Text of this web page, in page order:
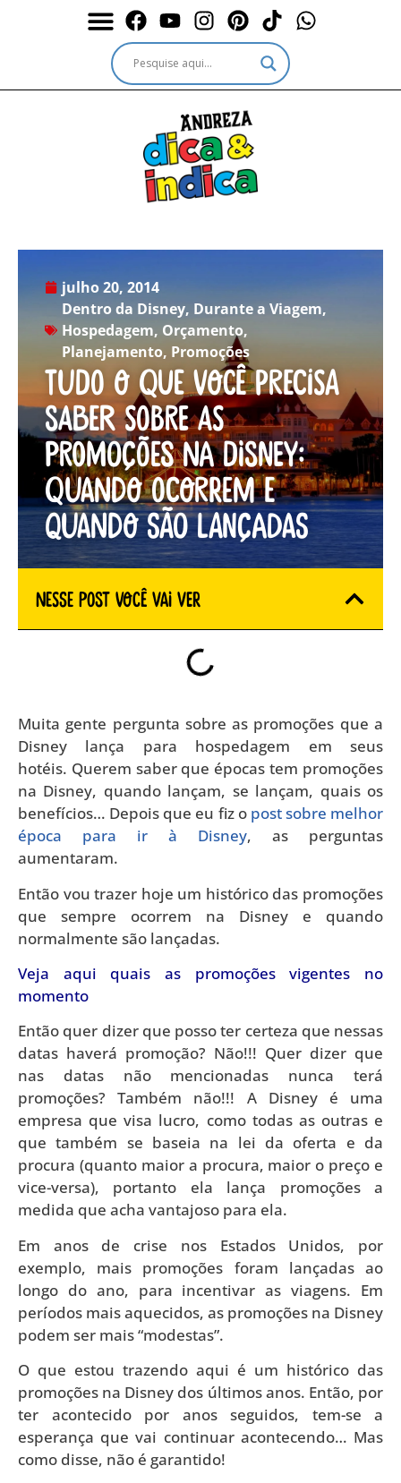
julho 20, 2014
Dentro da Disney, Durante a Viagem,
Hospedagem, Orçamento,
Planejamento, Promoções
Tudo o que você precisa
saber sobre as
promoções na Disney:
Quando ocorrem e
quando são lançadas
Nesse Post você vai ver
Muita gente pergunta sobre as promoções que a
Disney lança para hospedagem em seus
hotéis. Querem saber que épocas tem promoções
na Disney, quando lançam, se lançam, quais os
benefícios… Depois que eu fiz o post sobre melhor
época para ir à Disney, as perguntas
aumentaram.
Então vou trazer hoje um histórico das promoções
que sempre ocorrem na Disney e quando
normalmente são lançadas.
Veja aqui quais as promoções vigentes no
momento
Então quer dizer que posso ter certeza que nessas
datas haverá promoção? Não!!! Quer dizer que
nas datas não mencionadas nunca terá
promoções? Também não!!! A Disney é uma
empresa que visa lucro, como todas as outras e
que também se baseia na lei da oferta e da
procura (quanto maior a procura, maior o preço e
vice-versa), portanto ela lança promoções a
medida que acha vantajoso para ela.
Em anos de crise nos Estados Unidos, por
exemplo, mais promoções foram lançadas ao
longo do ano, para incentivar as viagens. Em
períodos mais aquecidos, as promoções na Disney
podem ser mais “modestas”.
O que estou trazendo aqui é um histórico das
promoções na Disney dos últimos anos. Então, por
ter acontecido por anos seguidos, tem-se a
esperança que vai continuar acontecendo… Mas
como disse, não é garantido!